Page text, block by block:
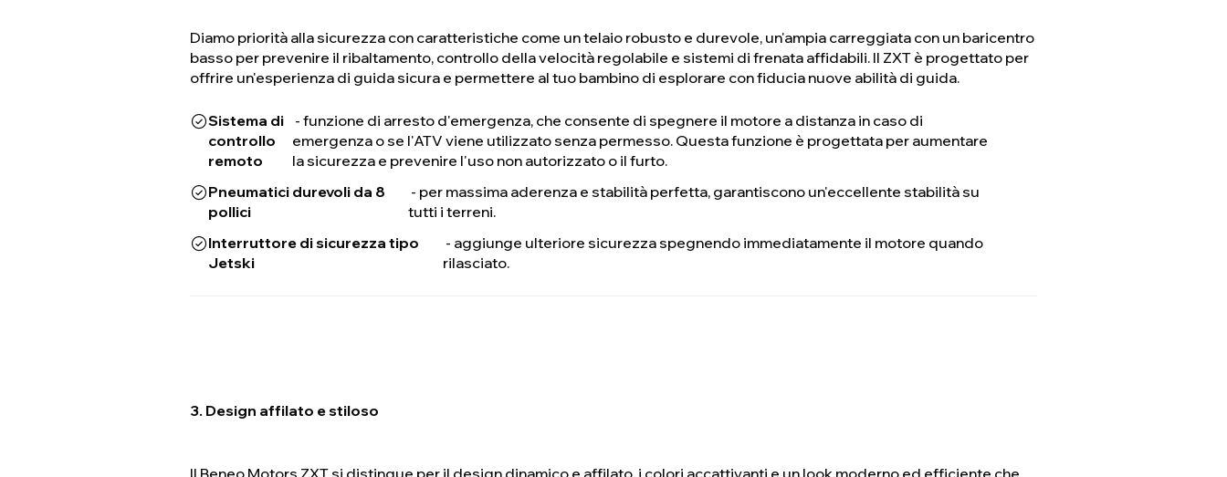
Diamo priorità alla sicurezza con caratteristiche come un telaio robusto e durevole, un'ampia carreggiata con un baricentro
basso per prevenire il ribaltamento, controllo della velocità regolabile e sistemi di frenata affidabili. Il ZXT è progettato per
offrire un'esperienza di guida sicura e permettere al tuo bambino di esplorare con fiducia nuove abilità di guida.
Sistema di
controllo
remoto
- funzione di arresto d'emergenza, che consente di spegnere il motore a distanza in caso di
emergenza o se l'ATV viene utilizzato senza permesso. Questa funzione è progettata per aumentare
la sicurezza e prevenire l'uso non autorizzato o il furto.
Pneumatici durevoli da 8
pollici
- per massima aderenza e stabilità perfetta, garantiscono un'eccellente stabilità su
tutti i terreni.
Interruttore di sicurezza tipo
Jetski
- aggiunge ulteriore sicurezza spegnendo immediatamente il motore quando
rilasciato.
3. Design affilato e stiloso
Il Beneo Motors ZXT si distingue per il design dinamico e affilato, i colori accattivanti e un look moderno ed efficiente che